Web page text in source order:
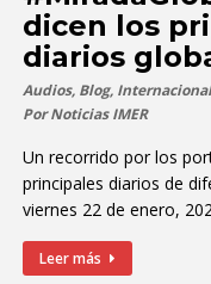
dicen los
diarios
Audios, Blog,
PorNoticias IMER
Un recorrido por los
principales diarios de
viernes 22 de enero,
Leer más